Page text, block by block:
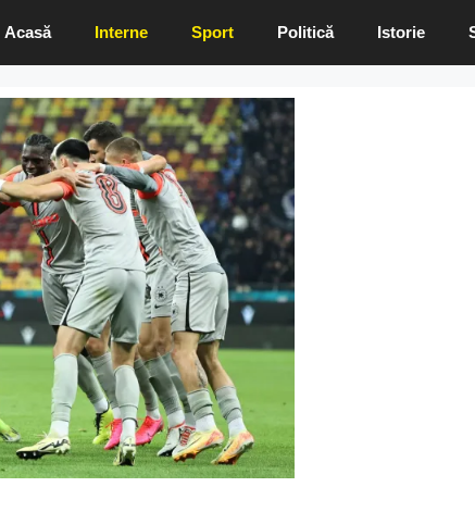
Acasă Interne Sport Politică Istorie